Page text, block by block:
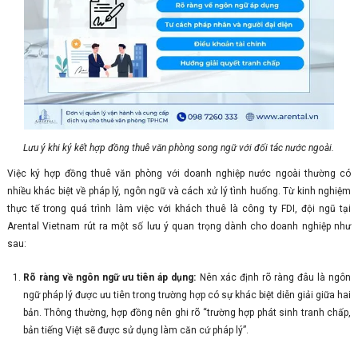
Lưu ý khi ký kết hợp đồng thuê văn phòng song ngữ với đối tác nước ngoài.
Việc ký hợp đồng thuê văn phòng với doanh nghiệp nước ngoài thường có
nhiều khác biệt về pháp lý, ngôn ngữ và cách xử lý tình huống. Từ kinh nghiệm
thực tế trong quá trình làm việc với khách thuê là công ty FDI, đội ngũ tại
Arental Vietnam rút ra một số lưu ý quan trọng dành cho doanh nghiệp như
sau:
Rõ ràng về ngôn ngữ ưu tiên áp dụng: Nên xác định rõ ràng đâu là ngôn
ngữ pháp lý được ưu tiên trong trường hợp có sự khác biệt diễn giải giữa hai
bản. Thông thường, hợp đồng nên ghi rõ “trường hợp phát sinh tranh chấp,
bản tiếng Việt sẽ được sử dụng làm căn cứ pháp lý”.